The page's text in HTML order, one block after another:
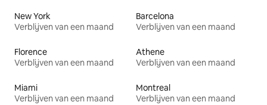
New York
Verblijven van een maand
Barcelona
Verblijven van een maand
Florence
Verblijven van een maand
Athene
Verblijven van een maand
Miami
Verblijven van een maand
Montreal
Verblijven van een maand